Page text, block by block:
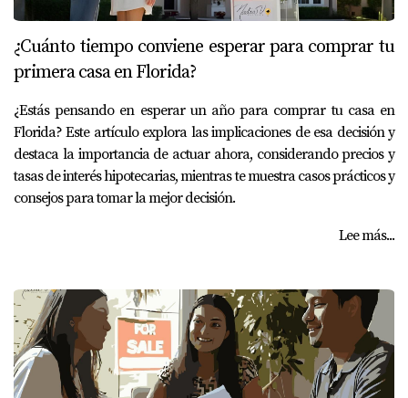
¿Cuánto tiempo conviene esperar para comprar tu
primera casa en Florida?
¿Estás pensando en esperar un año para comprar tu casa en
Florida? Este artículo explora las implicaciones de esa decisión y
destaca la importancia de actuar ahora, considerando precios y
tasas de interés hipotecarias, mientras te muestra casos prácticos y
consejos para tomar la mejor decisión.
Lee más...